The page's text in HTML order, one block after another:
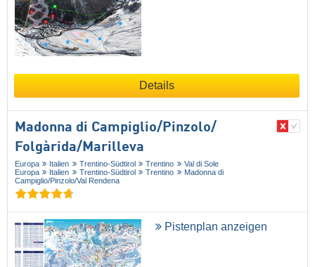
Details
Madonna di Campiglio/​Pinzolo/​
Folgàrida/​Marilleva
Europa Italien Trentino-Südtirol Trentino
Val di Sole
Europa
Italien Trentino-Südtirol Trentino
Madonna di
Campiglio/​Pinzolo/​Val Rendena
Pistenplan anzeigen